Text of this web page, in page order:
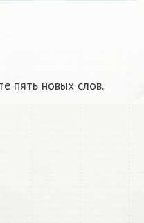
пять новых слов.